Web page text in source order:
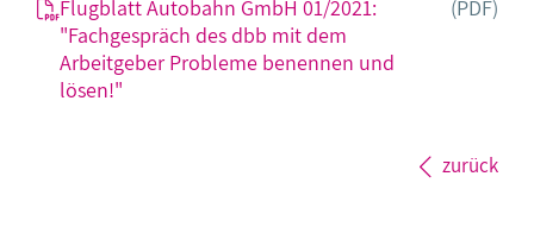
Flugblatt Autobahn GmbH 01/2021:
"Fachgespräch des dbb mit dem
Arbeitgeber Probleme benennen und
lösen!"
(PDF)
zurück